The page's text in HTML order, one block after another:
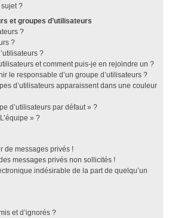
?
et groupes d’utilisateurs
?
?
?
et comment puis-je en rejoindre un ?
le responsable d’un groupe d’utilisateurs ?
d’utilisateurs apparaissent dans une couleur
d’utilisateurs par défaut » ?
» ?
de messages privés !
messages privés non sollicités !
indésirable de la part de quelqu’un
et d’ignorés ?